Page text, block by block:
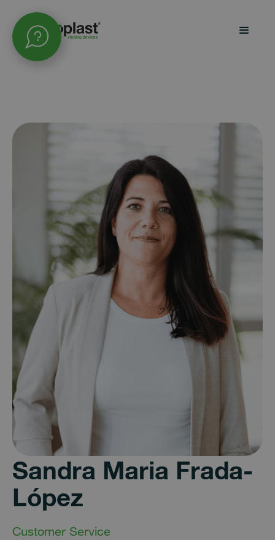
Sandra Maria Frada-
López
Customer Service